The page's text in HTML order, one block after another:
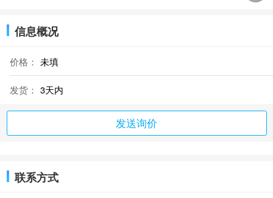
信息概况
价格： 未填
发货： 3天内
发送询价
联系方式